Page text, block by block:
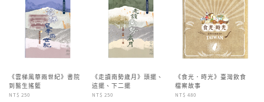
《雲梯風華兩世紀》書院
到醫生搖籃
NT$ 250
《走讀南勢歲月》頭擺、
這擺、下二擺
NT$ 250
《食光．時光》臺灣飲食
檔案故事
NT$ 480